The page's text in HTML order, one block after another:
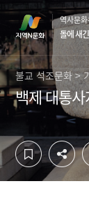
컨
텐
츠
영
역
바
기
하
단
영
역
바
로
역사문
돌에 새
불교 석조문화 >
백제 대통